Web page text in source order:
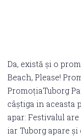
Da, există și o
Beach, Please!
PromoțiaTuborg
câștiga in aceasta
apar: Festivalul
iar Tuborg apare